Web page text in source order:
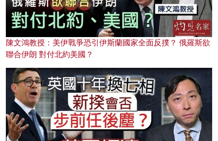
陳文鴻教授：美伊戰爭恐引伊斯蘭國家全面反撲？ 俄羅斯欲
聯合伊朗 對付北約美國？